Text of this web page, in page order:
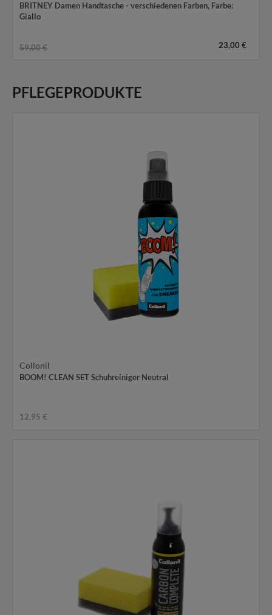
BRITNEY Damen Handtasche - verschiedenen Farben, Farbe:
Giallo
59,00 € 23,00 €
PFLEGEPRODUKTE
Collonil
BOOM! CLEAN SET Schuhreiniger Neutral
12,95 €